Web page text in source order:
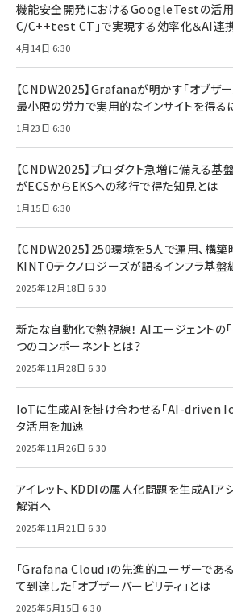
機能安全開発におけるGoogleTestの活
C/C++test CT」で実現する効率化＆AI連
4月14日 6:30
【CNDW2025】Grafanaが明かす「オブザ
最小限の労力で実用的なインサイトを得る
1月23日 6:30
【CNDW2025】プロダクト急増に備える基
がECSからEKSへの移行で得た知見とは
1月15日 6:30
【CNDW2025】250環境を5人で運用、構
KINTOテクノロジーズが語るインフラ基盤
2025年12月18日 6:30
新たな自動化で熱視線！ AIエージェントの
つのコンポーネントとは？
2025年11月28日 6:30
IoTに生成AIを掛け合わせる「AI-driven
タ活用を加速
2025年11月26日 6:30
アイレット、KDDIの属人化問題を生成AIア
解消へ
2025年11月21日 6:30
「Grafana Cloud」の先進的ユーザーであ
て到達した「オブザーバービリティ」とは
2025年5月15日 6:30